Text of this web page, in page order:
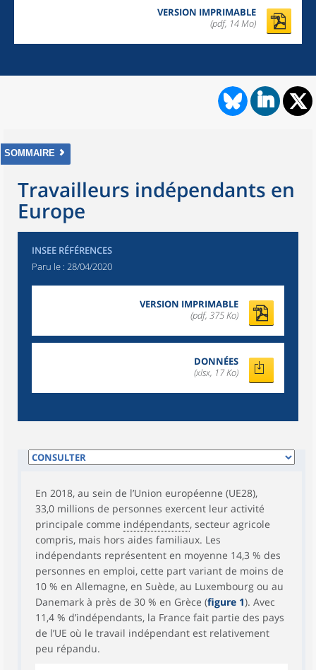
VERSION IMPRIMABLE
(pdf, 14 Mo)
SOMMAIRE
Travailleurs indépendants en
Europe
INSEE RÉFÉRENCES
Paru le : 28/04/2020
VERSION IMPRIMABLE
(pdf, 375 Ko)
DONNÉES
(xlsx, 17 Ko)
En 2018, au sein de l’Union européenne (UE28),
33,0 millions de personnes exercent leur activité
principale comme indépendants, secteur agricole
compris, mais hors aides familiaux. Les
indépendants représentent en moyenne 14,3 % des
personnes en emploi, cette part variant de moins de
10 % en Allemagne, en Suède, au Luxembourg ou au
Danemark à près de 30 % en Grèce (figure 1). Avec
11,4 % d’indépendants, la France fait partie des pays
de l’UE où le travail indépendant est relativement
peu répandu.